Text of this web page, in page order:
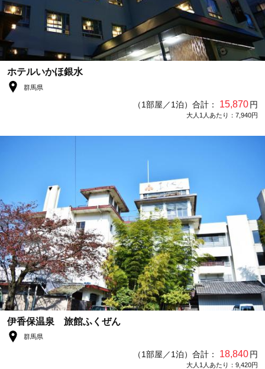
ホテルいかほ銀水
群馬県
（1部屋／1泊）合計： 15,870円
大人1人あたり：7,940円
伊香保温泉 旅館ふくぜん
群馬県
（1部屋／1泊）合計： 18,840円
大人1人あたり：9,420円